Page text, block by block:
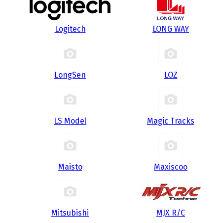
Logitech LONG WAY
LongSen LOZ
LS Model Magic Tracks
Maisto Maxiscoo
Mitsubishi MJX R/C